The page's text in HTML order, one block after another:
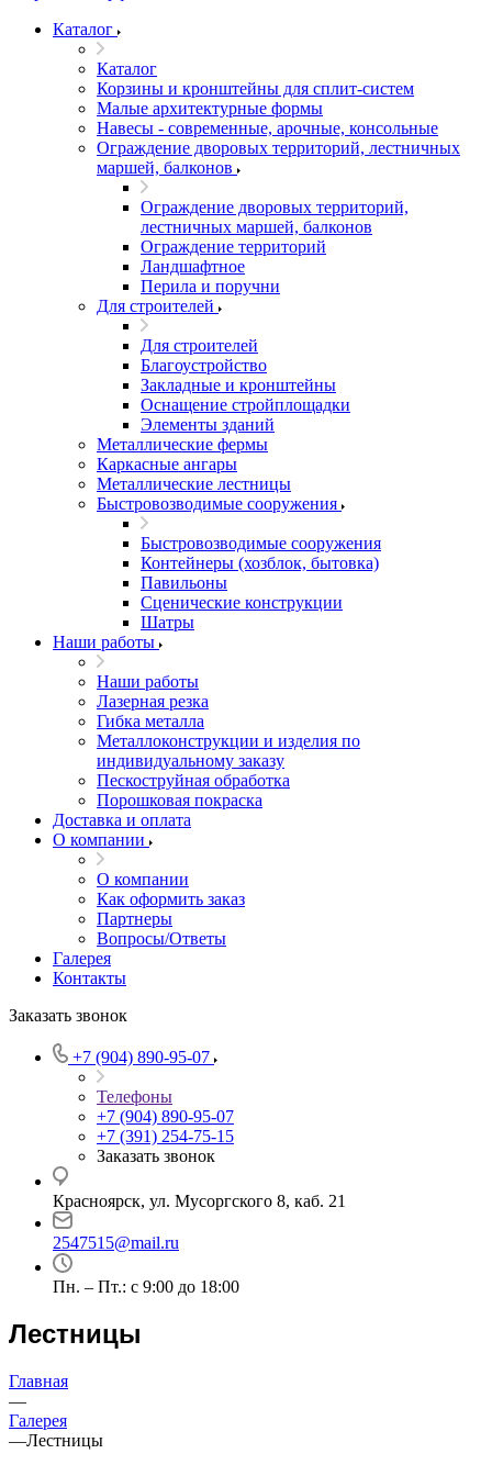
Каталог
Каталог
Корзины и кронштейны для сплит-систем
Малые архитектурные формы
Навесы - современные, арочные, консольные
Ограждение дворовых территорий, лестничных
маршей, балконов
Ограждение дворовых территорий,
лестничных маршей, балконов
Ограждение территорий
Ландшафтное
Перила и поручни
Для строителей
Для строителей
Благоустройство
Закладные и кронштейны
Оснащение стройплощадки
Элементы зданий
Металлические фермы
Каркасные ангары
Металлические лестницы
Быстровозводимые сооружения
Быстровозводимые сооружения
Контейнеры (хозблок, бытовка)
Павильоны
Сценические конструкции
Шатры
Наши работы
Наши работы
Лазерная резка
Гибка металла
Металлоконструкции и изделия по
индивидуальному заказу
Пескоструйная обработка
Порошковая покраска
Доставка и оплата
О компании
О компании
Как оформить заказ
Партнеры
Вопросы/Ответы
Галерея
Контакты
Заказать звонок
+7 (904) 890-95-07
Телефоны
+7 (904) 890-95-07
+7 (391) 254-75-15
Заказать звонок
Красноярск, ул. Мусоргского 8, каб. 21
2547515@mail.ru
Пн. – Пт.: с 9:00 до 18:00
Лестницы
Главная
—
Галерея
—Лестницы